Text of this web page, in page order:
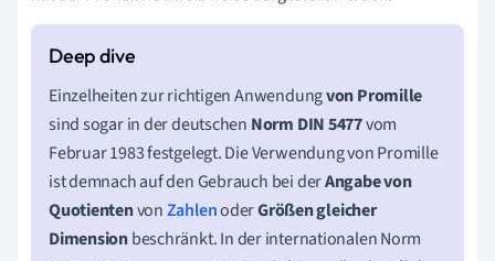
Einzelheiten zur richtigen Anwendungvon Promille
sind sogar in der deutschen Norm DIN 5477vom
Februar 1983 festgelegt. Die Verwendung von Promille
ist demnach auf den Gebrauch bei derAngabe von
QuotientenvonZahlenoderGrößen gleicher
Dimensionbeschränkt. In der internationalen Norm